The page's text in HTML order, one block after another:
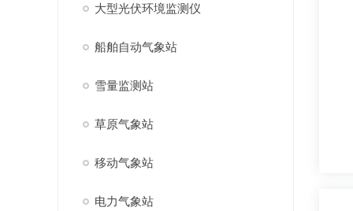
大型光伏环境监测仪
船舶自动气象站
雪量监测站
草原气象站
移动气象站
电力气象站